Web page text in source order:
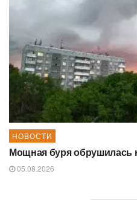
НОВОСТИ
Мощная буря обрушилась
05.08.2026